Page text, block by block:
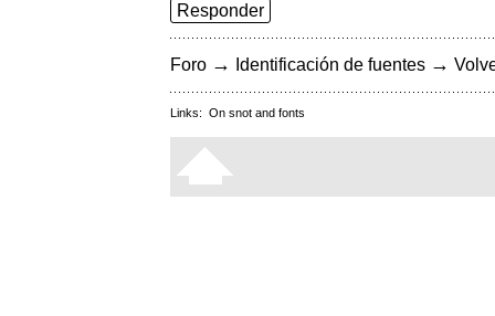
Responder
Foro → Identificación de fuentes →
Links: On snot and fonts